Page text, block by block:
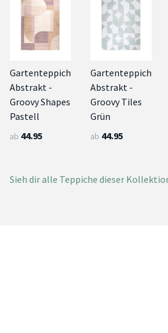
Gartenteppich
Abstrakt -
Groovy Shapes
Pastell
ab 44.95
Gartenteppich
Abstrakt -
Groovy Tiles
Grün
ab 44.95
Sieh dir alle Teppiche dieser